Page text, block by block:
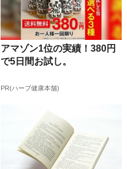
アマゾン1位の実績！380円
で5日間お試し。
PR(ハーブ健康本舗)